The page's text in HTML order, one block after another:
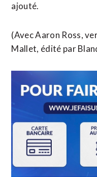
ajouté.
(Avec Aaron Ross,
Mallet, édité par